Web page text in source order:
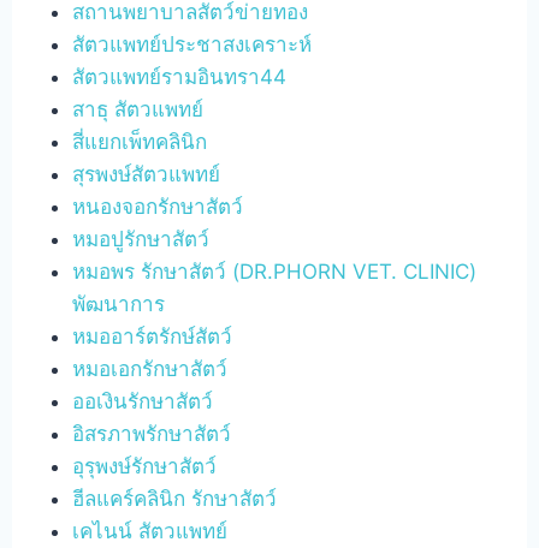
สถานพยาบาลสัตว์ข่ายทอง
สัตวแพทย์ประชาสงเคราะห์
สัตวแพทย์รามอินทรา44
สาธุ สัตวแพทย์
สี่แยกเพ็ทคลินิก
สุรพงษ์สัตวแพทย์
หนองจอกรักษาสัตว์
หมอปูรักษาสัตว์
หมอพร รักษาสัตว์ (DR.PHORN VET. CLINIC)
พัฒนาการ
หมออาร์ตรักษ์สัตว์
หมอเอกรักษาสัตว์
ออเงินรักษาสัตว์
อิสรภาพรักษาสัตว์
อุรุพงษ์รักษาสัตว์
ฮีลแคร์คลินิก รักษาสัตว์
เคไนน์ สัตวแพทย์